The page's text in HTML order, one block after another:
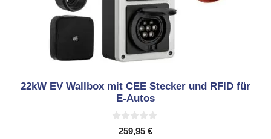
22kW EV Wallbox mit CEE Stecker und RFID für
E-Autos
259,95 €